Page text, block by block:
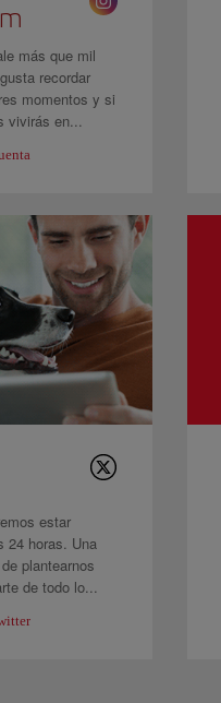
más que mil
recordar
momentos y si
vivirás en...
estar
24 horas. Una
plantearnos
de todo lo...